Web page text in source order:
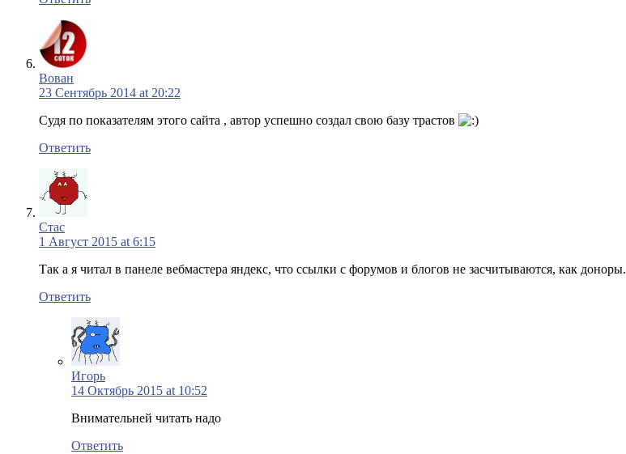
Вован
23 Сентябрь 2014 at 20:22
Судя по показателям этого сайта , автор успешно создал свою базу трастов
Ответить
Стас
1 Август 2015 at 6:15
Так а я читал в панеле вебмастера яндекс, что ссылки с форумов и блогов не засчитываются, как доноры.
Ответить
Игорь
14 Октябрь 2015 at 10:52
Внимательней читать надо
Ответить